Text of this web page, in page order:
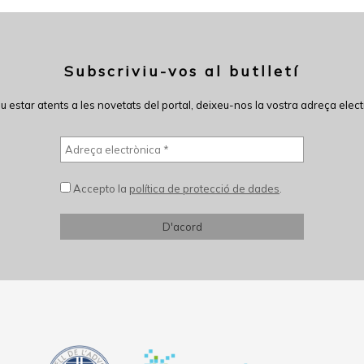
Subscriviu-vos al butlletí
estar atents a les novetats del portal, deixeu-nos la vostra adreça
Accepto la política de protecció de dades